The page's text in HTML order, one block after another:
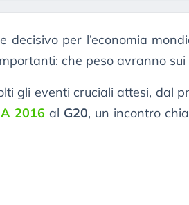
decisivo per l’economia
che peso avranno sui
gli eventi cruciali attesi, dal
2016 al G20, un incontro